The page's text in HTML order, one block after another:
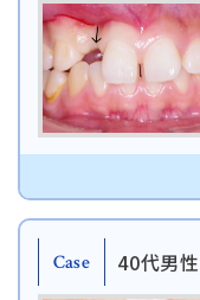
タ
Case 40代男